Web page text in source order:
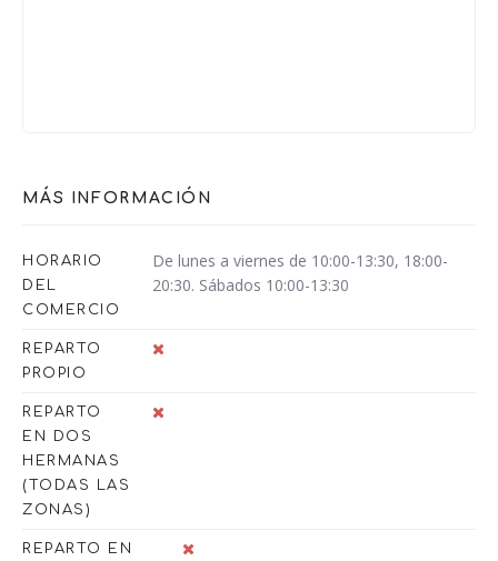
MÁS INFORMACIÓN
HORARIO
DEL
COMERCIO
De lunes a viernes de 10:00-13:30, 18:00-
20:30. Sábados 10:00-13:30
REPARTO
PROPIO
REPARTO
EN DOS
HERMANAS
(TODAS LAS
ZONAS)
REPARTO EN